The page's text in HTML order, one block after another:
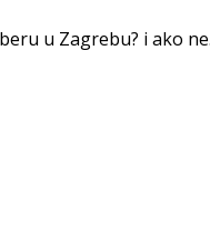
u Zagrebu? i ako